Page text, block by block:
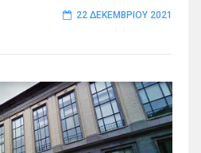
22 ΔΕΚΕΜΒΡΊΟΥ 2021